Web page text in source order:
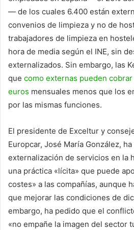
— de los cuales 6.400 están
convenios de limpieza y no de
trabajadores de limpieza en
hora de media según el INE, sin
externalizados. Sin embargo, las
que como externas pueden
euros mensuales menos que los
por las mismas funciones.
El presidente de Exceltur y
Europcar, José María González,
externalización de servicios en la
una práctica «lícita» que puede
costes» a las compañías, aunque
que mejorar las condiciones de
embargo, ha pedido que el
«no empañe la imagen del sector